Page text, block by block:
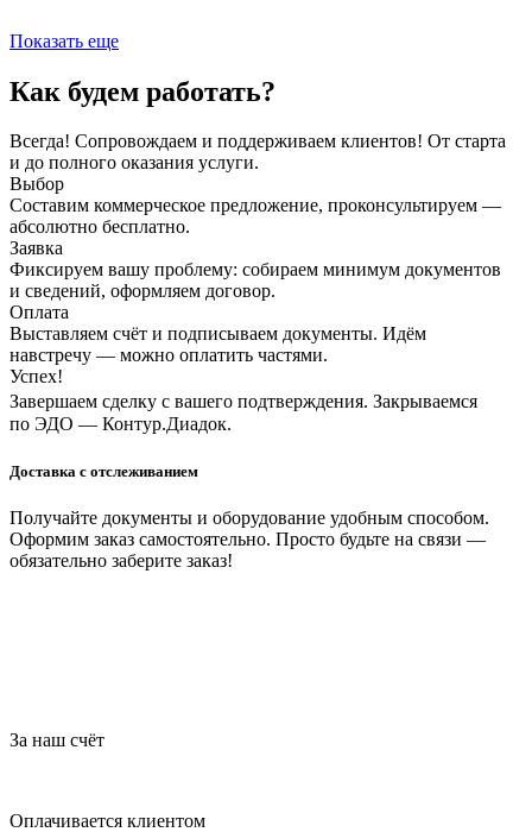
Показать еще
Как будем работать?
Всегда! Сопровождаем и поддерживаем клиентов! От старта
и до полного оказания услуги.
Выбор
Составим коммерческое предложение, проконсультируем —
абсолютно бесплатно.
Заявка
Фиксируем вашу проблему: собираем минимум документов
и сведений, оформляем договор.
Оплата
Выставляем счёт и подписываем документы. Идём
навстречу — можно оплатить частями.
Успех!
Завершаем сделку с вашего подтверждения. Закрываемся
по ЭДО — Контур.Диадок.
Доставка с отслеживанием
Получайте документы и оборудование удобным способом.
Оформим заказ самостоятельно. Просто будьте на связи —
обязательно заберите заказ!
За наш счёт
Оплачивается клиентом